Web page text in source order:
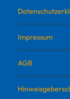
Impressum
AGB